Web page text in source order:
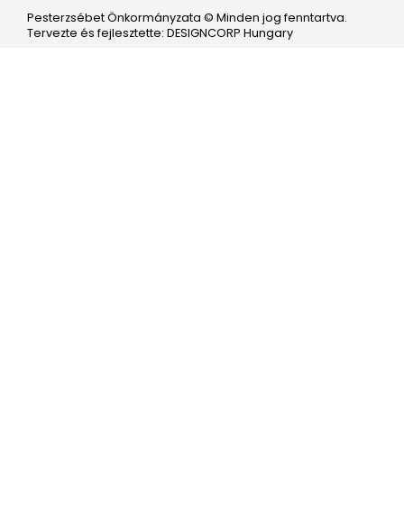
Pesterzsébet Önkormányzata © Minden jog fenntartva.
Tervezte és fejlesztette: DESIGNCORP Hungary